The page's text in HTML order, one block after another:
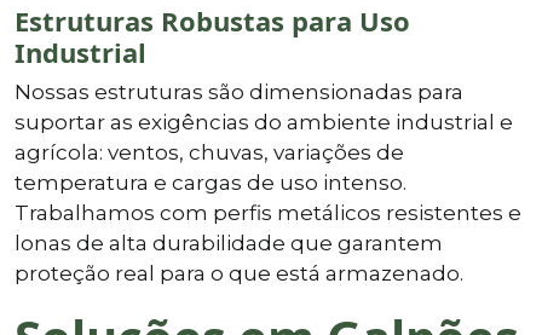
Estruturas Robustas para Uso
Industrial
Nossas estruturas são dimensionadas para
suportar as exigências do ambiente industrial e
agrícola: ventos, chuvas, variações de
temperatura e cargas de uso intenso.
Trabalhamos com perfis metálicos resistentes e
lonas de alta durabilidade que garantem
proteção real para o que está armazenado.